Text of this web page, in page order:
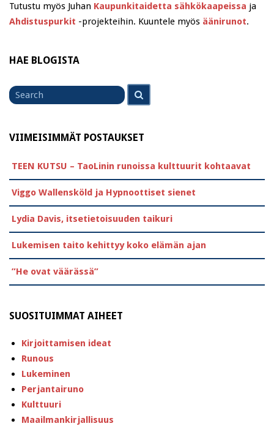
Tutustu myös Juhan Kaupunkitaidetta sähkökaapeissa ja
Ahdistuspurkit -projekteihin. Kuuntele myös äänirunot.
HAE BLOGISTA
Search
for
VIIMEISIMMÄT POSTAUKSET
TEEN KUTSU – TaoLinin runoissa kulttuurit kohtaavat
Viggo Wallensköld ja Hypnoottiset sienet
Lydia Davis, itsetietoisuuden taikuri
Lukemisen taito kehittyy koko elämän ajan
”He ovat väärässä”
SUOSITUIMMAT AIHEET
Kirjoittamisen ideat
Runous
Lukeminen
Perjantairuno
Kulttuuri
Maailmankirjallisuus